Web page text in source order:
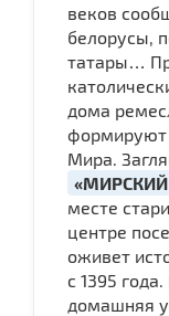
веков
белорусы,
татары…
дома
формируют
Мира.
месте
центре
оживет
с 1395
домашняя